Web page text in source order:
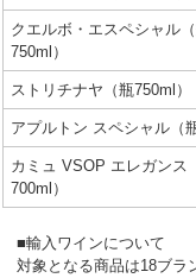
クエルボ・エスペシャル
750ml）
ストリチナヤ（瓶750ml）
アプルトン スペシャル（
カミュ VSOP エレガンス
700ml）
■輸入ワインについて
対象となる商品は18ブラ